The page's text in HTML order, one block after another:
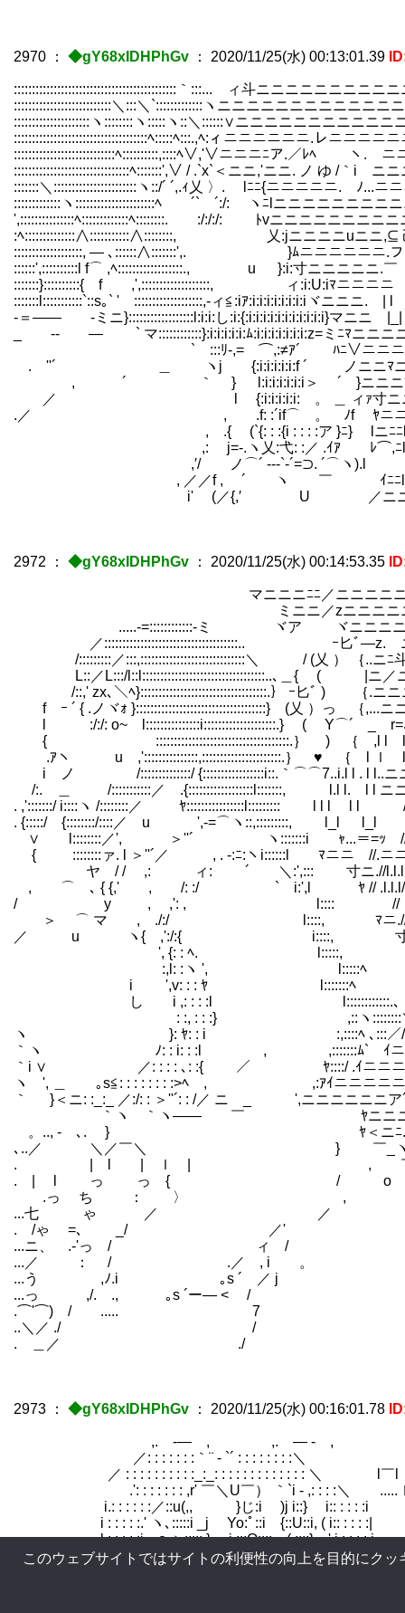
2970 ： ◆gY68xIDHPhGv ： 2020/11/25(水) 00:13:01.39
:::::::::::::::::::::::::::::::::::::::::::::｀:::... ィ斗ニニニニニニニニニ
:::::::::::::::::::::::::::＼:::＼`:::::::::::::ヽニニニニニニニニニニニニ
:::::::::::::::::::::ヽ::::::::ヽ:::::ヽ::＼::::::∨ニニニニニニニニニニ
:::::::::::::::::::::::::::::::::::::ﾍ:::::ﾍ:::.,ﾍ:ィニニニニニニ.レニニニ
::::::::::::::::::::::::::::ﾍ::::::::::,::::ﾍ∨,'∨ニニニﾆア.／ﾚﾍ ヽ. ニ
::::::::::::::::::::::::::::::::ﾍ:::::::',∨ / .`x`＜ニニ,'ニニ. ノ ゆ /｀i ニ
:::::::＼:::::::::::::::::::::::ヽ::/´ ´,.ｨ乂 〉. lﾆﾆ{ニニニニニ. ﾉ...
:::::::::::::ヽ::::::::::::::::::::::ﾍ ´` ´:/: ヽﾆlニニニニニニニ
',:::::::::::::::ﾍ:::::::::::::ﾍ::::::::. :/:/:/: ﾄvニニニニニニニニ
:ﾍ::::::::::::::∧:::::::::::∧::::::::, 乂:jニニニニuニニ,⊆ 己
:::::::::::::::::::, ― ､::::::∧:::::::',. }ﾑニニニニニニ.フ 广
::::::',::::::::::l f⌒ ,ﾍ::::::::::::::::::., u }:i:寸ニニニニニ.￣ ._
:::::::}::::::::::{ f ゝ,',:::::::::::::::::::, ィ:i:U:iﾏニニニニ
:::::::l:::::::::::`::s｡` ' :::::::::::::::::::,-ィ≦:iｱ:i:i:i:i:i:i:i:iヾニニニ. |
-＝―― -ミニ}::::::::::::::::::l:i:i:し:i:{:i:i:i:i:i:i:i:i:i:i:i}マニニ |_|
_ -‐ ― ` マ::::::::::::}:i:i:i:i:i:ﾑ:i:i:i:i:i:i:i:z=ミﾆﾏニニニニ
` :::ﾘ-,= ⌒,:≠ｱ´ ﾊﾆ∨ニニニニニニニ
. ''´ ＿ ヽj {:i:i:i:i:i:f ´ ノニニﾏニニニニニ
, ´ ｀ } l:i:i:i:i:i:i＞ ´ }ニニニﾏニニニニ
／ l {:i:i:i:i:i:ゝ。 ＿ ィｧ寸ニ
.／ , .f: :´if⌒ゝ。 ﾉf ﾔニニi
, .{ (`{: : :{i : : : :ア }ﾆ} lニﾆﾆl
,: j=‐.ヽ乂:弋: :／ .ｲｱ ﾚ⌒,ﾆl ＼ニニ
,′/ ノ⌒´ -‐-`-´=⊃. ´⌒ヽ).l ヽニニ {
, ／／f , ´ ヽ ￣ ｲﾆﾆl ＼ニニ
i' (／{,′ U ／ニニl 寸ニニ
2972 ： ◆gY68xIDHPhGv ： 2020/11/25(水) 00:14:53.35
マニニニﾆﾆ／ニニニニニニニニ
ミニニ／zニニニニニニニニニ
.....-=::::::::::::‐ミ ヾア ヾニニニニニニニ
／:::::::::::::::::::::::::::::::::::::.. ｰ匕ﾞ―z. ニニニ
/:::::::::／:::,:::::::::::::::::::::::::::::＼ / (乂 ） ｛..ニ
L::／L:::/l::l::::::::::::::::::::::::::::::::::..､＿{ ( |ニ／
/::,' zx､＼ﾍ}:::::::::::::::::::::::::::::::::::.｝ ｰ匕ﾞ ) ｛.ニ
f ｰ ´ { .ノヾｫ }::::::::::::::::::::::::::::::::::::} (乂 ）っ ｛,...
l :/:/: o~ l:::::::::::::::i::::::::::::::::::::.} ( Y⌒´ _ r=､、
{ :::::::::::::::::::::::::::::::::::::.｝ ) ｛ ,l l l l((
.ｱヽ u ,':::::::::::::::,::::::::::::::::::::::.｝ ♥ ｛ l ｌ l l
iゝノ /::::::::::::::/ {:::::::::::::::::i::.｀⌒⌒7..i.l l . l l..ニニ
/:. ＿ /:::::::::::／ .{::::::::::::::::::l:::::::, l.l l. l l ニニニ
. ,':::::::/ i::::ヽ /::::::::／ ﾔ::::::::::::::::l::::::::: l l l l l /7.
. {:::::/ {::::::::/::::／ u ',-=⌒ヽ::,:::::::::, l_l l_l // ニ
∨ l::::::::／', ＞''´ ヽ:::::::i ｬ...＝=ｯ //..ニ
{ ::::::::ァ. l ＞''´／ , . -:ﾆ:ヽi::::::l ﾏニニ //.ニニ
ヤ / / ,: ィ: ´ ＼:',::: 寸ニ.//l.l.l ./7.ニニ
, ⌒ ､ { {,' , /: :/ ` i:',l ﾔ // .l.l.l//ニニニ
/ y , ,': , l:::: // //...ニニニニ
＞ ⌒ マ , ./:/ l::::, ﾏニ.// ニニニ
／ u ヽ{ ,':/:{ i::::, 寸ニニニニニ
', {: : ﾍ. l:::::, ∨ニニニニニ
:,l: :ヽ ', l:::::ﾍ ∨ニニニニ
i ',v: : : ﾔ l:::::::ﾍ ﾏニニニニ
し i ,: : : :l l::::::::::::.､ /∨ニニ
: :, : : :} ,::ヽ::::::::＼ /ニﾑニニ
ヽ }: ﾔ: : i :,::::ﾍ ､:::／/ニﾆﾆﾍニニ
｀ヽ ﾉ: : i: : :l , ,:::::::ﾑ` ｲニニニﾆiニ
｀i ∨ ／: : : : ､: :{ ／ ﾔ::::/ .ｲニニニﾆﾆﾔニ
ヽ ', ＿ ｡s≦: : : : : : : :>ﾍ , ,:ｱｲニニニニニニ
｀ }＜ニ: :_:_ ／:/: : ＞''´: : /／ ニ _ ',ニニニニ
｀ヽ ｀ヽ―― ￣ ﾔニニニﾆﾆ／
ゝ。.., - ､. } ﾔ＜ニﾆ.／ ∨
､..／ ＼／￣＼ } ￣_ヽ
. | l | ｌ | , ￣ ｀ マ≧=≦
. | l っ っ { / o 寸ニニニ
.っ ち ： 〉 , }ニニ
...七 ゃ ／ ／ ,'ニ,
. /ゃ =､ _/ ／' u /ニｱニ
...ニ、 .‐'っ / ィ / ,ィﾆﾆ/ﾆﾆ
...／ ： / .／ , i 。 /ニ／ｲﾆシ
...う ,ﾉ.i ｡s ´ ／ j /ゞ 'ｲﾆ／
...っ ,/. ., ｡s ´ー― < / (ア≠´fニ
.⌒'⌒) / .....￣ 7 ~
..＼／ ./ / J ,'ニ
. ＿／ ./ /ニ
2973 ： ◆gY68xIDHPhGv ： 2020/11/25(水) 00:16:01.78
,. -― , ,. ― - ,
／: : : : : : :｀¨ - `´ : : : : : : : :＼
／ : : : : : : : : : :_:_: : : : : : : : : : : : : ＼ l￣l
.': : : : : : : ,r' ￣＼U￣） ｀`i - ,: : : :＼ .....
i.: : : : : :／::u(,, }じ:i )j i::} i:: : : : :i
i : : : : :.' ヽ､:::::i _j Yo:ﾟ::i {::U::i, ( i:: :
l : : : : :i o ヽ::::: }, i :::O:::; (,::::} ',i : :
.i : : : : :j -.､`'Ｊ (, ーぅ ノ .ﾉ:: : :
このウェブサイトではサイトの利便性の向上を目的にク